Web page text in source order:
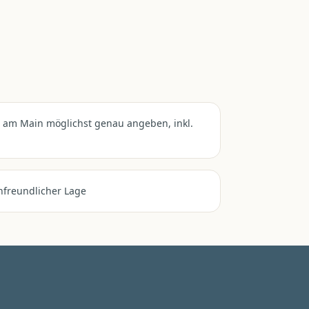
Main möglichst genau angeben, inkl.
Lage